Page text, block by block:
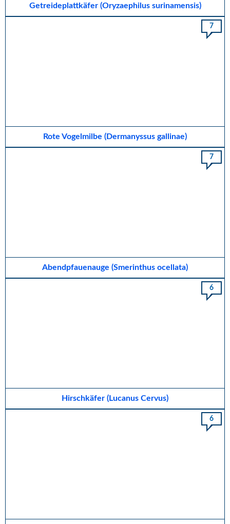
Getreideplattkäfer (Oryzaephilus surinamensis)
Rote Vogelmilbe (Dermanyssus gallinae)
7
Abendpfauenauge (Smerinthus ocellata)
7
Hirschkäfer (Lucanus Cervus)
6
6